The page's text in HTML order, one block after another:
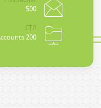
500
FTP
200 Accounts